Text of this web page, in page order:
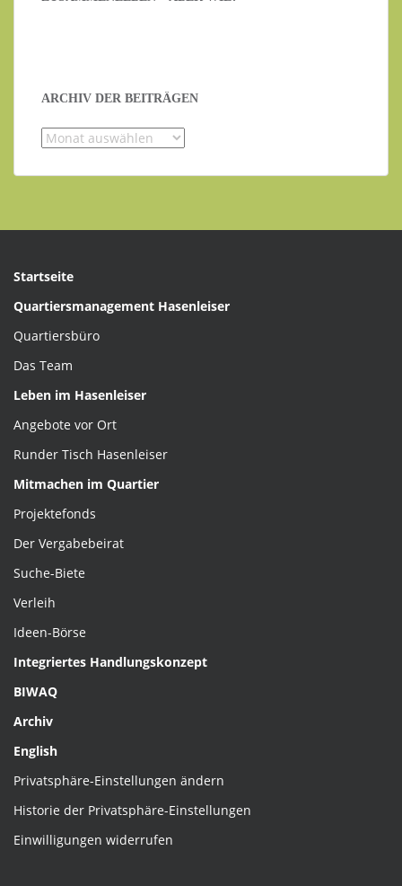
ARCHIV DER BEITRÄGEN
Archiv
Beiträgen
Startseite
Quartiersmanagement Hasenleiser
Quartiersbüro
Das Team
Leben im Hasenleiser
Angebote vor Ort
Runder Tisch Hasenleiser
Mitmachen im Quartier
Projektefonds
Der Vergabebeirat
Suche-Biete
Verleih
Ideen-Börse
Integriertes Handlungskonzept
BIWAQ
Archiv
English
Privatsphäre-Einstellungen ändern
Historie der Privatsphäre-Einstellungen
Einwilligungen widerrufen